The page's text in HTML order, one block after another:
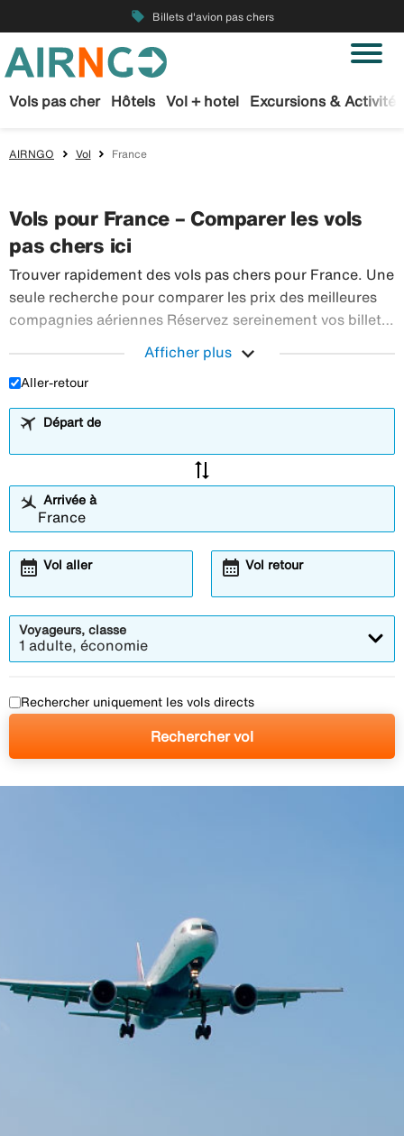
local_offer Billets d'avion pas chers
Vols pas cher Hôtels Vol + hotel Excursions & Activités
AIRNGO Vol France
Vols pour France – Comparer les vols
pas chers ici
Trouver rapidement des vols pas chers pour France. Une
seule recherche pour comparer les prix des meilleures
compagnies aériennes Réservez sereinement vos billets
voyages en avion à destination du monde entier.
Afficher plus expand_more
Aller-retour
Départ de
sync_alt
Arrivée à
Vol aller
calendar_month Vol retour
calendar_month
Voyageurs, classe
1 adulte, économie
Rechercher uniquement les vols directs
Rechercher vol